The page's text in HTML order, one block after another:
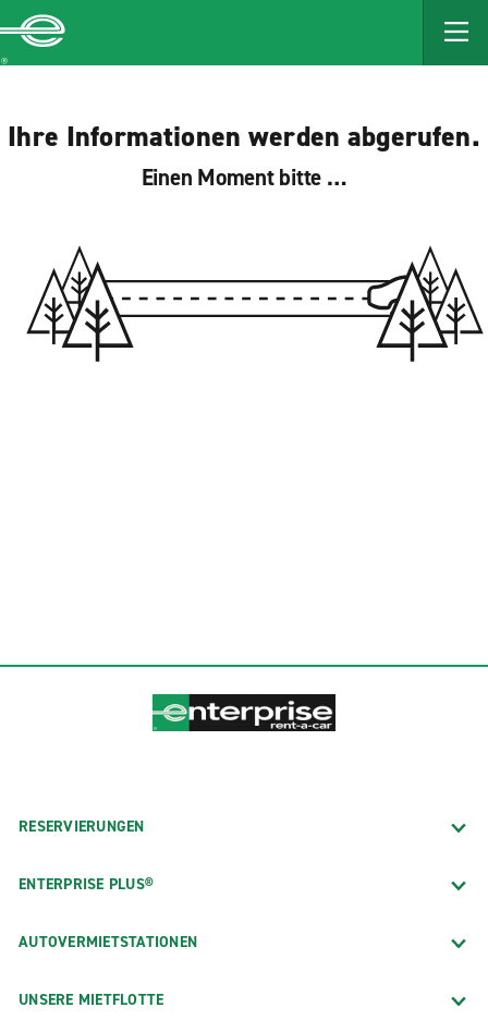
MAIN
CONTENT
Ihre Informationen werden abgerufen.
Einen Moment bitte …
RESERVIERUNGEN
ENTERPRISE PLUS®
AUTOVERMIETSTATIONEN
UNSERE MIETFLOTTE